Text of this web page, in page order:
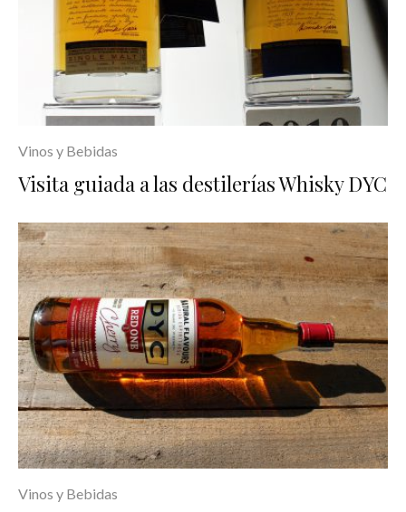
Vinos y Bebidas
Visita guiada a las destilerías Whisky DYC
Vinos y Bebidas